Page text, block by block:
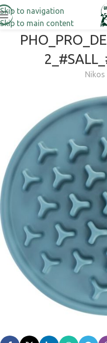
Skip to navigation
Skip to main content
Nikos